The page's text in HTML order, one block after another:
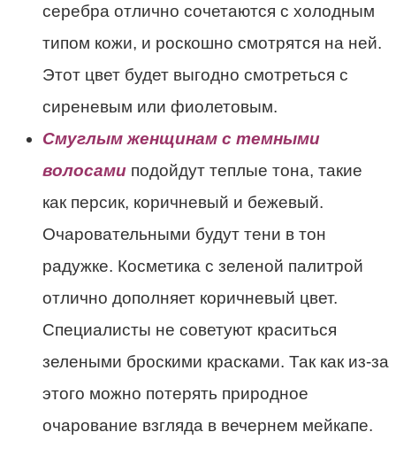
серебра отлично сочетаются с холодным
типом кожи, и роскошно смотрятся на ней.
Этот цвет будет выгодно смотреться с
сиреневым или фиолетовым.
Смуглым женщинам с темными
волосами подойдут теплые тона, такие
как персик, коричневый и бежевый.
Очаровательными будут тени в тон
радужке. Косметика с зеленой палитрой
отлично дополняет коричневый цвет.
Специалисты не советуют краситься
зелеными броскими красками. Так как из-за
этого можно потерять природное
очарование взгляда в вечернем мейкапе.